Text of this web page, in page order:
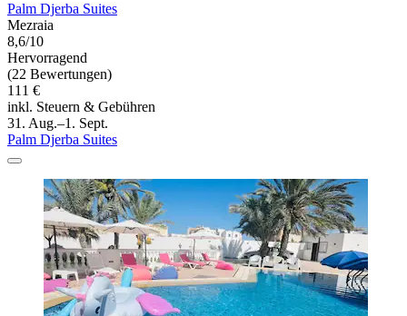
Palm Djerba Suites
Mezraia
8,6/10
Hervorragend
(22 Bewertungen)
111 €
inkl. Steuern & Gebühren
31. Aug.–1. Sept.
Palm Djerba Suites